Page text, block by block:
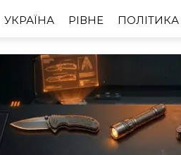
УКРАЇНА РІВНЕ ПОЛІТИКА